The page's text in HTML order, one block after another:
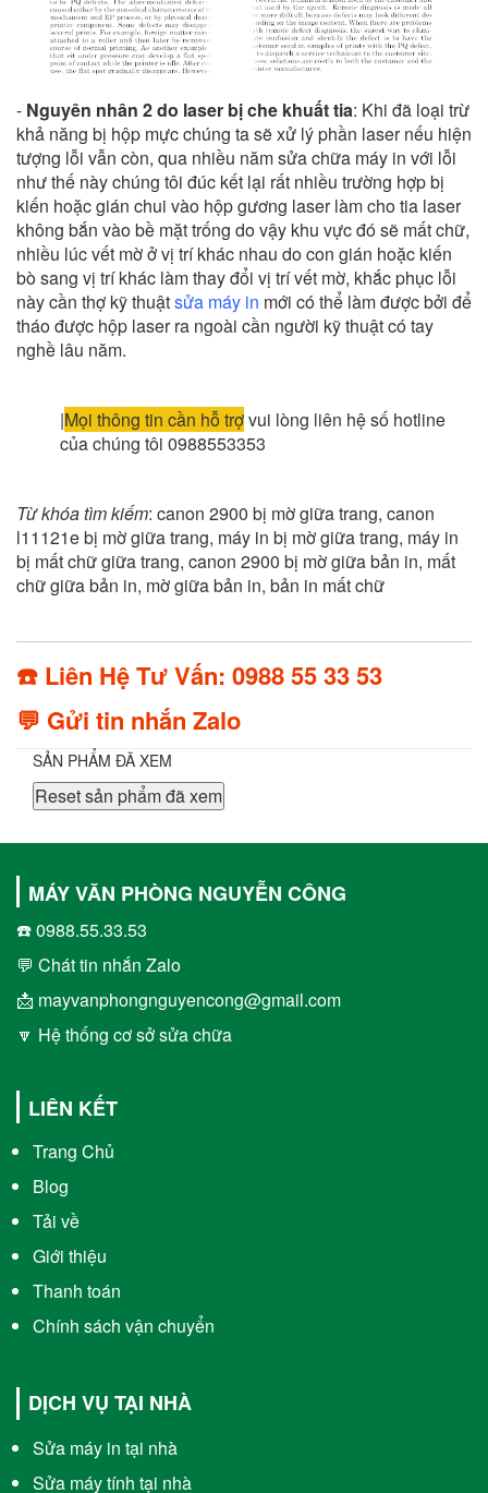
- Nguyên nhân 2 do laser bị che khuất tia: Khi đã loại trừ
khả năng bị hộp mực chúng ta sẽ xử lý phần laser nếu hiện
tượng lỗi vẫn còn, qua nhiều năm sửa chữa máy in với lỗi
như thế này chúng tôi đúc kết lại rất nhiều trường hợp bị
kiến hoặc gián chui vào hộp gương laser làm cho tia laser
không bắn vào bề mặt trống do vậy khu vực đó sẽ mất chữ,
nhiều lúc vết mờ ở vị trí khác nhau do con gián hoặc kiến
bò sang vị trí khác làm thay đổi vị trí vết mờ, khắc phục lỗi
này cần thợ kỹ thuậtsửa máy in mới có thể làm được bởi để
tháo được hộp laser ra ngoài cần người kỹ thuật có tay
nghề lâu năm.
|Mọi thông tin cần hỗ trợvui lòng liên hệ số hotline
của chúng tôi 0988553353
Từ khóa tìm kiếm: canon 2900 bị mờ giữa trang, canon
l11121e bị mờ giữa trang, máy in bị mờ giữa trang, máy in
bị mất chữ giữa trang, canon 2900 bị mờ giữa bản in, mất
chữ giữa bản in, mờ giữa bản in, bản in mất chữ
☎️ Liên Hệ Tư Vấn: 0988 55 33 53
💬 Gửi tin nhắn Zalo
SẢN PHẨM ĐÃ XEM
Reset sản phẩm đã xem
MÁY VĂN PHÒNG NGUYỄN CÔNG
☎️ 0988.55.33.53
💬 Chát tin nhắn Zalo
📩 mayvanphongnguyencong@gmail.com
🔽 Hệ thống cơ sở sửa chữa
LIÊN KẾT
Trang Chủ
Blog
Tải về
Giới thiệu
Thanh toán
Chính sách vận chuyển
DỊCH VỤ TẠI NHÀ
Sửa máy in tại nhà
Sửa máy tính tại nhà